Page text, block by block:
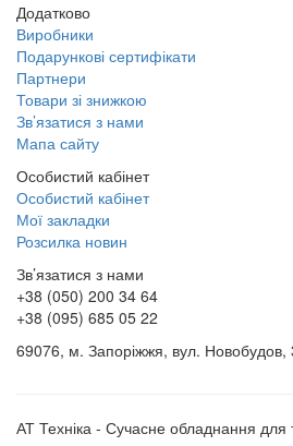
Додатково
Виробники
Подарункові сертифікати
Партнери
Товари зі знижкою
Зв’язатися з нами
Мапа сайту
Особистий кабінет
Особистий кабінет
Мої закладки
Розсилка новин
Зв’язатися з нами
+38 (050) 200 34 64
+38 (095) 685 05 22
69076, м. Запоріжжя, вул. Новобудов,
АТ Техніка - Сучасне обладнання